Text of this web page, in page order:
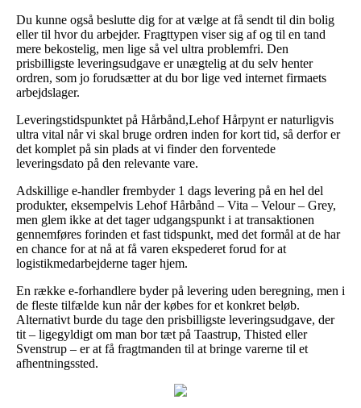
Du kunne også beslutte dig for at vælge at få sendt til din bolig
eller til hvor du arbejder. Fragttypen viser sig af og til en tand
mere bekostelig, men lige så vel ultra problemfri. Den
prisbilligste leveringsudgave er unægtelig at du selv henter
ordren, som jo forudsætter at du bor lige ved internet firmaets
arbejdslager.
Leveringstidspunktet på Hårbånd,Lehof Hårpynt er naturligvis
ultra vital når vi skal bruge ordren inden for kort tid, så derfor er
det komplet på sin plads at vi finder den forventede
leveringsdato på den relevante vare.
Adskillige e-handler frembyder 1 dags levering på en hel del
produkter, eksempelvis Lehof Hårbånd – Vita – Velour – Grey,
men glem ikke at det tager udgangspunkt i at transaktionen
gennemføres forinden et fast tidspunkt, med det formål at de har
en chance for at nå at få varen ekspederet forud for at
logistikmedarbejderne tager hjem.
En række e-forhandlere byder på levering uden beregning, men i
de fleste tilfælde kun når der købes for et konkret beløb.
Alternativt burde du tage den prisbilligste leveringsudgave, der
tit – ligegyldigt om man bor tæt på Taastrup, Thisted eller
Svenstrup – er at få fragtmanden til at bringe varerne til et
afhentningssted.